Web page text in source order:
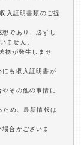
入証明書類のご提
であり、必ずし
ません。
物が発生しませ
にも収入証明書が
その他の事情に
ため、最新情報は
合がございま